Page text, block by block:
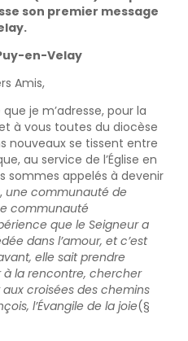
son premier message
en-Velay
Amis,
je m’adresse, pour la
à vous toutes du diocèse
nouveaux se tissent entre
au service de l’Église en
sommes appelés à devenir
une communauté de
communauté
que le Seigneur a
dans l’amour, et c’est
elle sait prendre
à la rencontre, chercher
croisées des chemins
l’Évangile de la joie(§